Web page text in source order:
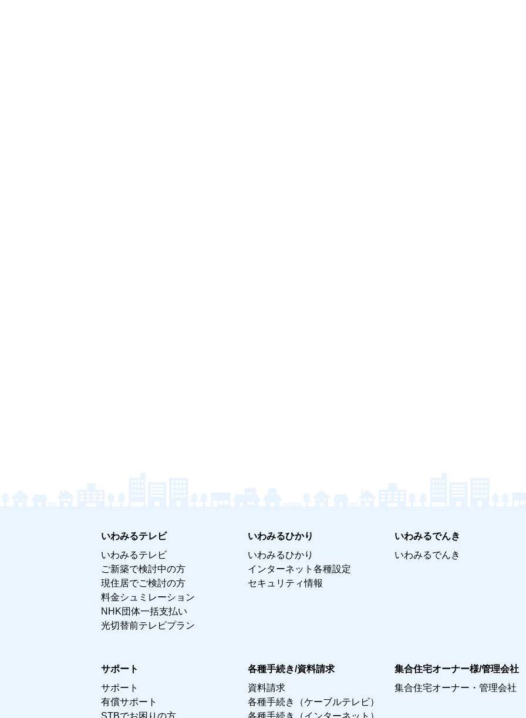
いわみるテレビ
いわみるテレビ
ご新築で検討中の方
現住居でご検討の方
料金シュミレーション
NHK団体一括支払い
光切替前テレビプラン
いわみるひかり
いわみるひかり
インターネット各種設定
セキュリティ情報
いわみるでんき
いわみるでんき
サポート
サポート
有償サポート
STBでお困りの方
各種手続き/資料請求
資料請求
各種手続き（ケーブルテレビ）
各種手続き（インターネット）
集合住宅オーナー様/管理会社
集合住宅オーナー・管理会社